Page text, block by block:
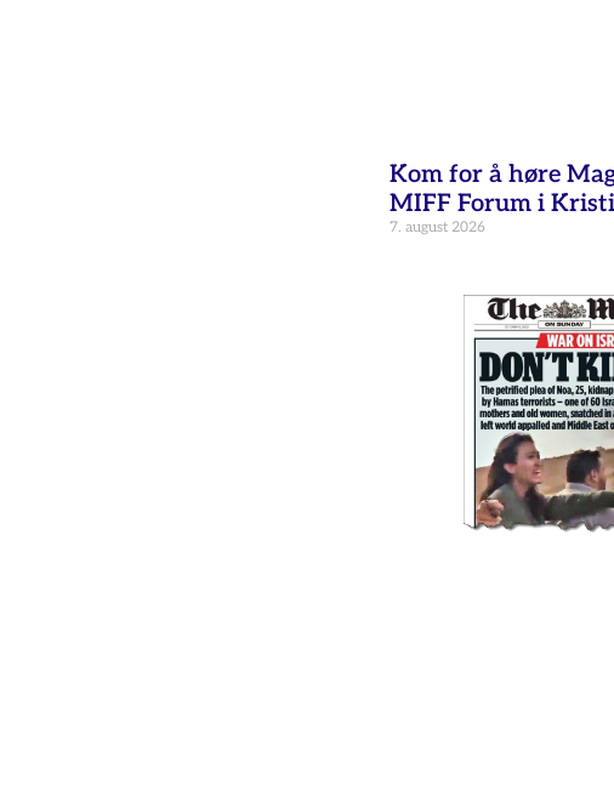
Kom for å høre
MIFF Forum i
7. august 2026